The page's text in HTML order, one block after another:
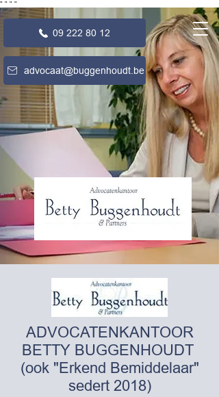
" " " "
09 222 80 12
advocaat@buggenhoudt.be
ADVOCATENKANTOOR
BETTY BUGGENHOUDT
(ook "Erkend Bemiddelaar"
sedert 2018)